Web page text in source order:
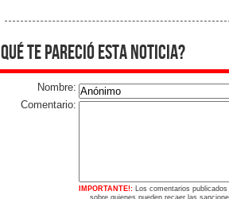
qué te pareció esta noticia?
Nombre:
Comentario:
IMPORTANTE!:
Los comentarios
sobre quienes pueden recaer las